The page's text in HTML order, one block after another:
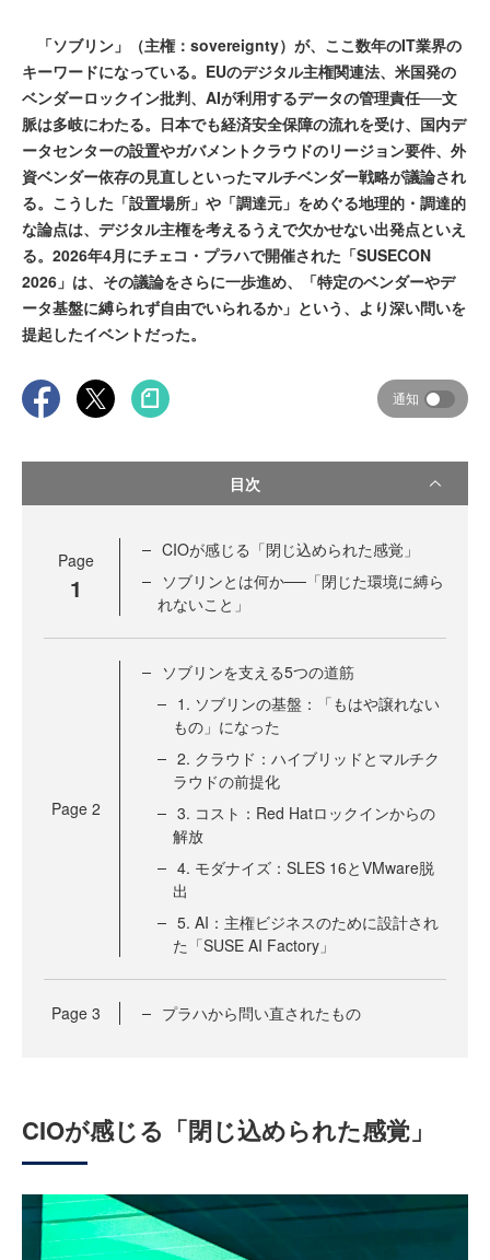
「ソブリン」（主権：sovereignty）が、ここ数年のIT業界の
キーワードになっている。EUのデジタル主権関連法、米国発の
ベンダーロックイン批判、AIが利用するデータの管理責任──文
脈は多岐にわたる。日本でも経済安全保障の流れを受け、国内デ
ータセンターの設置やガバメントクラウドのリージョン要件、外
資ベンダー依存の見直しといったマルチベンダー戦略が議論され
る。こうした「設置場所」や「調達元」をめぐる地理的・調達的
な論点は、デジタル主権を考えるうえで欠かせない出発点といえ
る。2026年4月にチェコ・プラハで開催された「SUSECON
2026」は、その議論をさらに一歩進め、「特定のベンダーやデ
ータ基盤に縛られず自由でいられるか」という、より深い問いを
提起したイベントだった。
通知
目次
Page
1
CIOが感じる「閉じ込められた感覚」
ソブリンとは何か──「閉じた環境に縛ら
れないこと」
Page 2
ソブリンを支える5つの道筋
1. ソブリンの基盤：「もはや譲れない
もの」になった
2. クラウド：ハイブリッドとマルチク
ラウドの前提化
3. コスト：Red Hatロックインからの
解放
4. モダナイズ：SLES 16とVMware脱
出
5. AI：主権ビジネスのために設計され
た「SUSE AI Factory」
Page 3 プラハから問い直されたもの
CIOが感じる「閉じ込められた感覚」